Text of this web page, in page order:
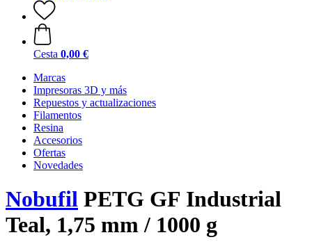
Cesta 0,00 €
Marcas
Impresoras 3D y más
Repuestos y actualizaciones
Filamentos
Resina
Accesorios
Ofertas
Novedades
Nobufil PETG GF Industrial
Teal, 1,75 mm / 1000 g